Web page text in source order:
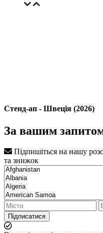
Стенд-ап - Швеція (2026)
За вашим
Підпишіться на нашу
та знижок
Підписатися